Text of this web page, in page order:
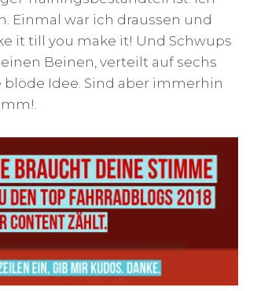
Einmal war ich draussen und
it till you make it! Und Schwups
Beinen, verteilt auf sechs
blöde Idee. Sind aber immerhin